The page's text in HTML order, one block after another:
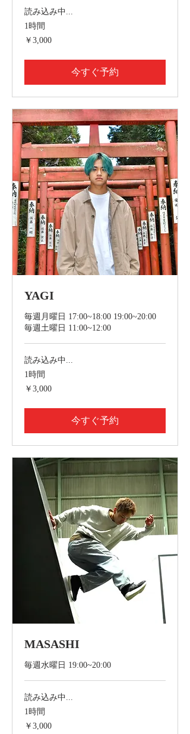
読み込み中...
1時間
3,000
円
￥3,000
今すぐ予約
YAGI
毎週月曜日 17:00~18:00 19:00~20:00
毎週土曜日 11:00~12:00
読み込み中...
1時間
3,000
円
￥3,000
今すぐ予約
MASASHI
毎週水曜日 19:00~20:00
読み込み中...
1時間
3,000
円
￥3,000